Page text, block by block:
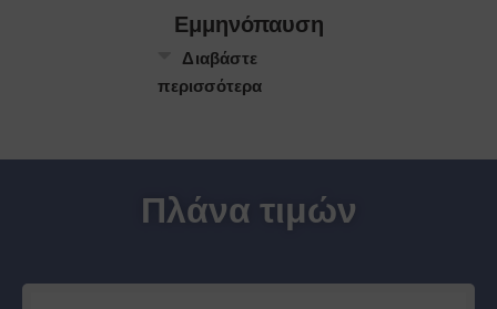
Εμμηνόπαυση
Διαβάστε
περισσότερα
Πλάνα τιμών